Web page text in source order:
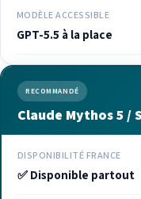
MODÈLE ACCESSIBLE
GPT-5.5 à la place
RECOMMANDÉ
Claude Mythos 5 /
DISPONIBILITÉ FRANCE
✅ Disponible partout